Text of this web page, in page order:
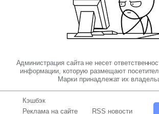
Администрация сайта не несет
информации, которую размещают
Марки принадлежат их
Кэшбэк
Реклама на сайте
RSS новости